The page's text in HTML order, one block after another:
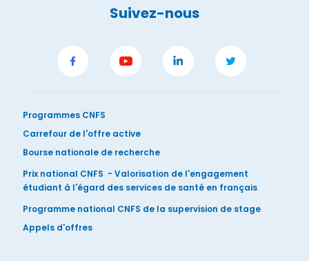
Suivez-nous
Programmes CNFS
Carrefour de l'offre active
Bourse nationale de recherche
Prix national CNFS - Valorisation de l'engagement
étudiant à l'égard des services de santé en français
Programme national CNFS de la supervision de stage
Appels d'offres